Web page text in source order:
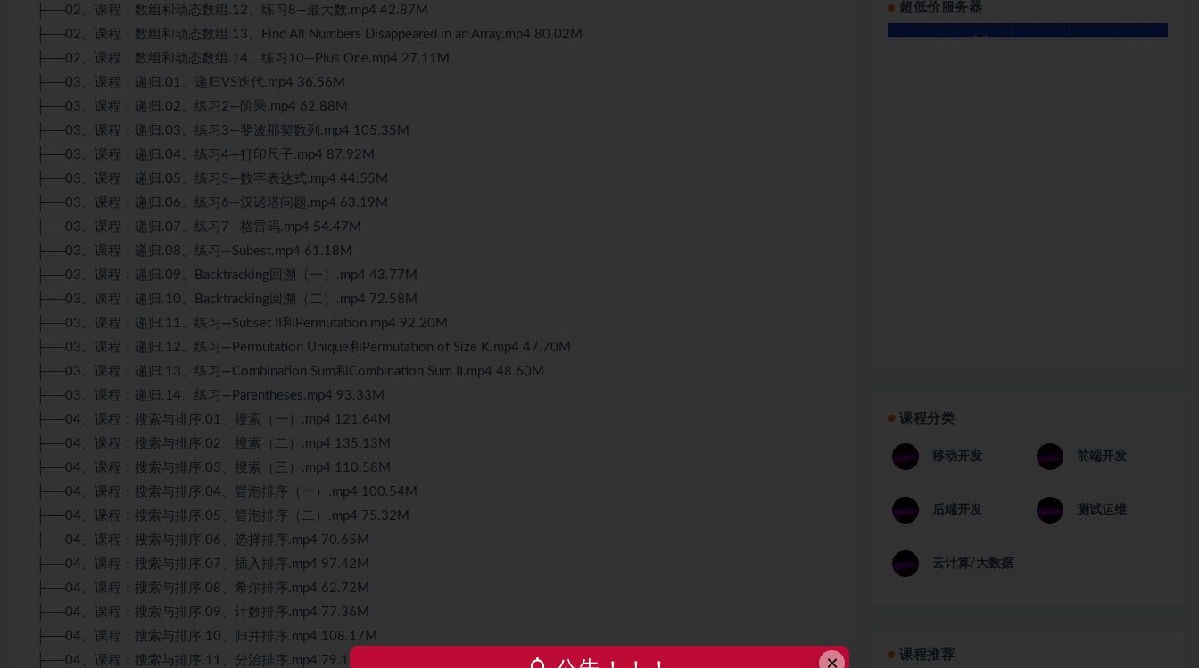
├──02、课程：数组和动态数组.12、练习8—最大数.mp4 42.87M
├──02、课程：数组和动态数组.13、Find All Numbers Disappeared in an Array.mp4 80.02M
├──02、课程：数组和动态数组.14、练习10—Plus One.mp4 27.11M
├──03、课程：递归.01、递归VS迭代.mp4 36.56M
├──03、课程：递归.02、练习2—阶乘.mp4 62.88M
├──03、课程：递归.03、练习3—斐波那契数列.mp4 105.35M
├──03、课程：递归.04、练习4—打印尺子.mp4 87.92M
├──03、课程：递归.05、练习5—数字表达式.mp4 44.55M
├──03、课程：递归.06、练习6—汉诺塔问题.mp4 63.19M
├──03、课程：递归.07、练习7—格雷码.mp4 54.47M
├──03、课程：递归.08、练习—Subest.mp4 61.18M
├──03、课程：递归.09、Backtracking回溯（一）.mp4 43.77M
├──03、课程：递归.10、Backtracking回溯（二）.mp4 72.58M
├──03、课程：递归.11、练习—Subset II和Permutation.mp4 92.20M
├──03、课程：递归.12、练习—Permutation Unique和Permutation of Size K.mp4 47.70M
├──03、课程：递归.13、练习—Combination Sum和Combination Sum II.mp4 48.60M
├──03、课程：递归.14、练习—Parentheses.mp4 93.33M
├──04、课程：搜索与排序.01、搜索（一）.mp4 121.64M
├──04、课程：搜索与排序.02、搜索（二）.mp4 135.13M
├──04、课程：搜索与排序.03、搜索（三）.mp4 110.58M
├──04、课程：搜索与排序.04、冒泡排序（一）.mp4 100.54M
├──04、课程：搜索与排序.05、冒泡排序（二）.mp4 75.32M
├──04、课程：搜索与排序.06、选择排序.mp4 70.65M
├──04、课程：搜索与排序.07、插入排序.mp4 97.42M
├──04、课程：搜索与排序.08、希尔排序.mp4 62.72M
├──04、课程：搜索与排序.09、计数排序.mp4 77.36M
├──04、课程：搜索与排序.10、归并排序.mp4 108.17M
├──04、课程：搜索与排序.11、分治排序.mp4 79.13M
超低价服务器
课程分类
移动开发 前端开发
后端开发 测试运维
云计算/大数据
课程推荐
×